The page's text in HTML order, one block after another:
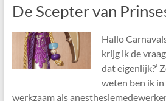
De
De Scepter van
Hallo
krijg ik de
dat eigenlijk?’
weten ben ik
werkzaam als